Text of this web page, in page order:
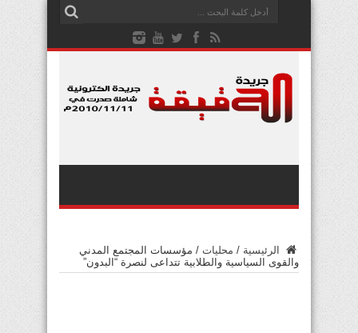
الرئيسية / محليات / مؤسسات المجتمع المدني
والقوى السياسية والطلابية تتداعى لنصرة “البدون”